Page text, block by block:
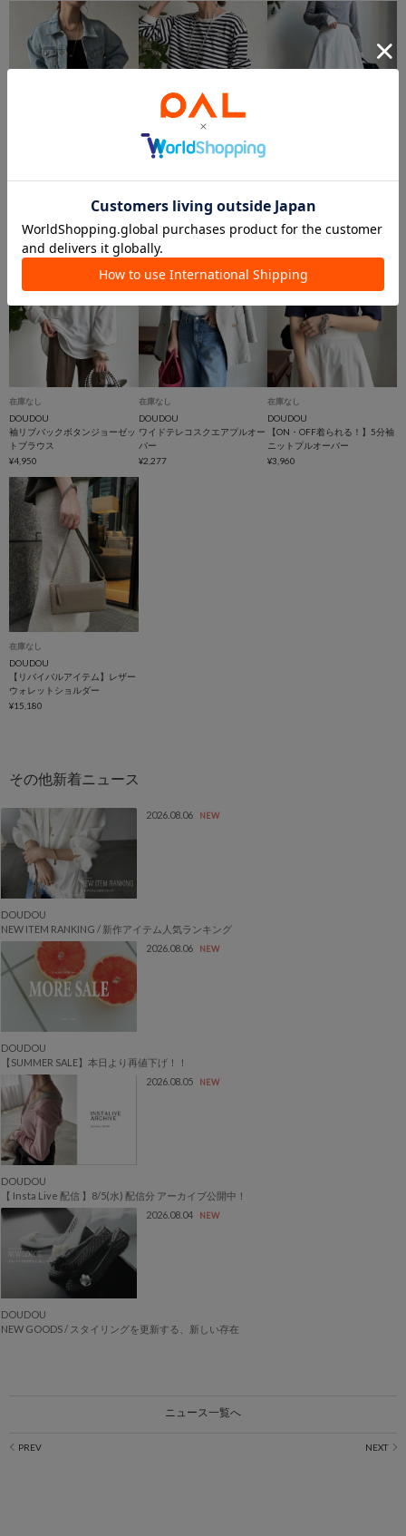
ダメージショート丈ジージャン
ハート刺繍TEE
バルーンスカート
¥4,620
在庫なし
DOUDOU
袖リブバックボタンジョーゼッ
トブラウス
¥4,950
在庫なし
DOUDOU
ワイドテレコスクエアプルオー
バー
¥2,277
在庫なし
DOUDOU
【ON・OFF着られる！】5分袖
ニットプルオーバー
¥3,960
在庫なし
DOUDOU
【リバイバルアイテム】レザー
ウォレットショルダー
¥15,180
2026.08.06 NEW
DOUDOU
NEW ITEM RANKING / 新作アイテム人気ランキング
2026.08.06
NEW
DOUDOU
【SUMMER SALE】本日より再値下げ！！
2026.08.05
NEW
DOUDOU
【 Insta Live 配信 】8/5(水) 配信分 アーカイブ公開中！
2026.08.04
NEW
DOUDOU
NEW GOODS / スタイリングを更新する、新しい存在
ニュース一覧へ